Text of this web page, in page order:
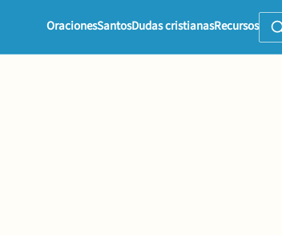
OracionesSantosDudas cristianasRecursos